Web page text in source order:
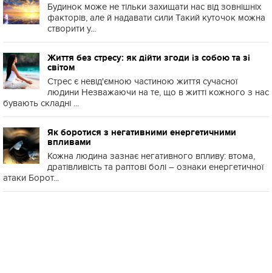
Будинок може не тільки захищати нас від зовнішніх
факторів, але й надавати сили Такий куточок можна
створити у...
Життя без стресу: як дійти згоди із собою та зі
світом
Стрес є невід'ємною частиною життя сучасної
людини Незважаючи на те, що в житті кожного з нас
бувають складні ...
Як боротися з негативними енергетичними
впливами
Кожна людина зазнає негативного впливу: втома,
дратівливість та раптові болі – ознаки енергетичної
атаки Борот...